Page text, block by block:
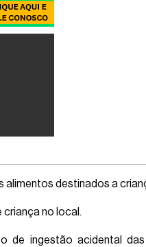
alimentos destinados a
no local.
de ingestão acidental